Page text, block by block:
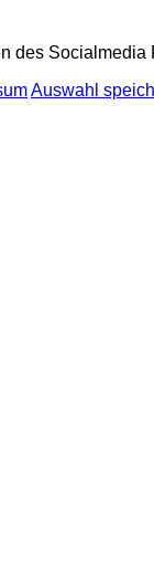
des Socialmedia
Auswahl